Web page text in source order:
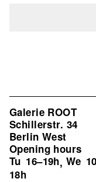
Galerie ROOT
Schillerstr. 34
Berlin West
Opening hours
Tu 16–19h, We
18h